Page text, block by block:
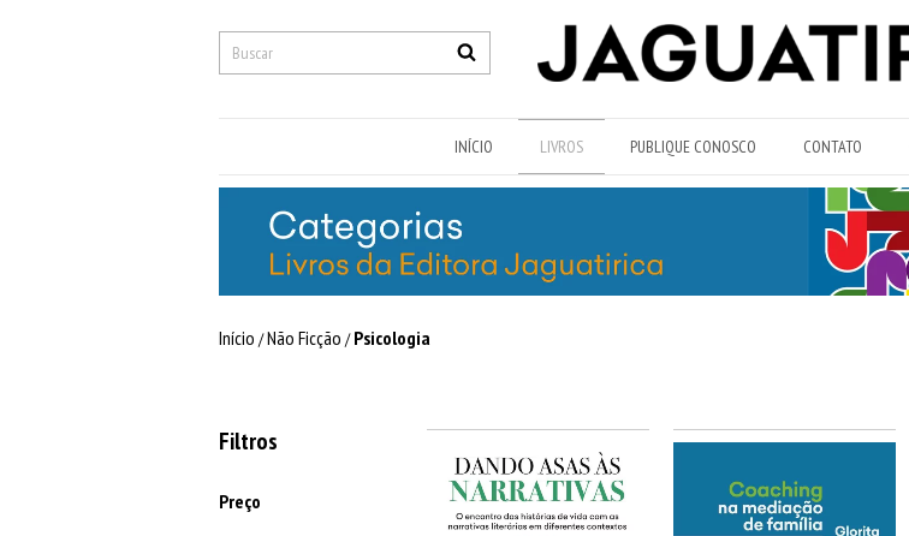
INÍCIO LIVROS PUBLIQUE CONOSCO CONTATO
Início /Não Ficção / Psicologia
Filtros
Preço